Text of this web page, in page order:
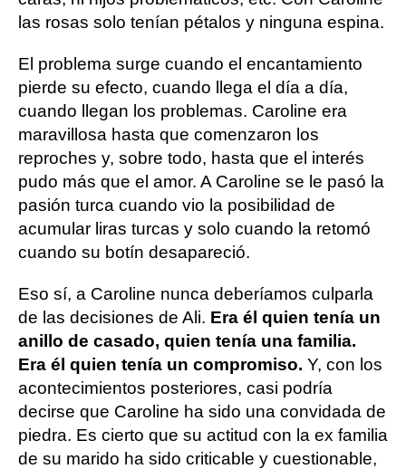
las rosas solo tenían pétalos y ninguna espina.
El problema surge cuando el encantamiento
pierde su efecto, cuando llega el día a día,
cuando llegan los problemas. Caroline era
maravillosa hasta que comenzaron los
reproches y, sobre todo, hasta que el interés
pudo más que el amor. A Caroline se le pasó la
pasión turca cuando vio la posibilidad de
acumular liras turcas y solo cuando la retomó
cuando su botín desapareció.
Eso sí, a Caroline nunca deberíamos culparla
de las decisiones de Ali. Era él quien tenía un
anillo de casado, quien tenía una familia.
Era él quien tenía un compromiso. Y, con los
acontecimientos posteriores, casi podría
decirse que Caroline ha sido una convidada de
piedra. Es cierto que su actitud con la ex familia
de su marido ha sido criticable y cuestionable,